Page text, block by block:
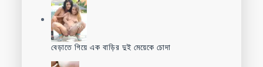
বেড়াতে গিয়ে এক বাড়ির দুই মেয়েকে চোদা